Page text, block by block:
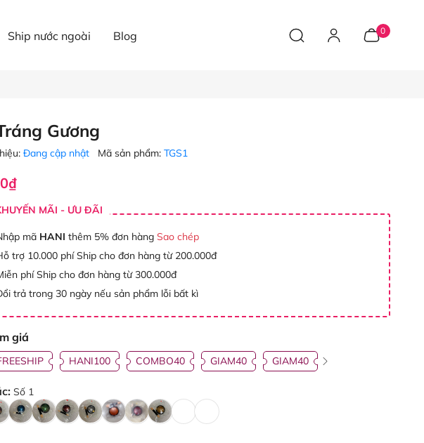
Ship nước ngoài Blog 0
Gương
Đang cập nhật Mã sản phẩm: TGS1
MÃI - ƯU ĐÃI
mã HANI thêm 5% đơn hàng Sao chép
trợ 10.000 phí Ship cho đơn hàng từ 200.000đ
phí Ship cho đơn hàng từ 300.000đ
trả trong 30 ngày nếu sản phẩm lỗi bất kì
giá
HANI100 COMBO40 GIAM40 GIAM40
Số 1